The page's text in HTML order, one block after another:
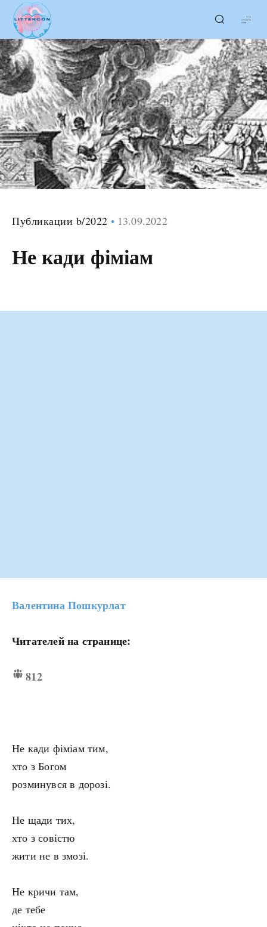
LITTERcon
Публикации b/2022 13.09.2022
Не кади фіміам
Валентина Пошкурлат
Читателей на странице:
812
Не кади фіміам тим,
хто з Богом
розминувся в дорозі.
Не щади тих,
хто з совістю
жити не в змозі.
Не кричи там,
де тебе